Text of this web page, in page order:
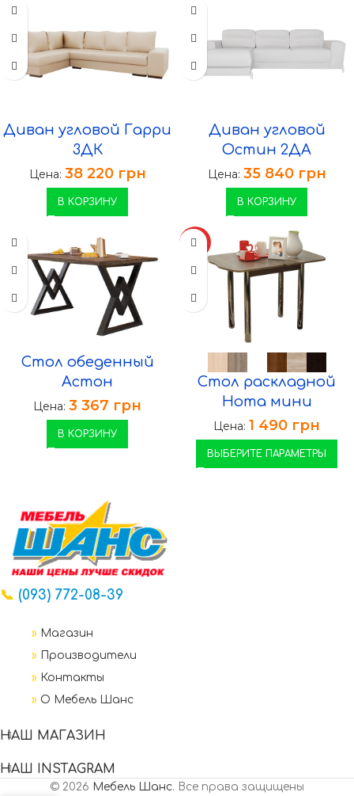
Диван угловой Гарри
3ДК
Цена: 38 220 грн
В КОРЗИНУ
Диван угловой
Остин 2ДА
Цена: 35 840 грн
В КОРЗИНУ
Стол обеденный
Астон
Цена: 3 367 грн
В КОРЗИНУ
ХИТ
Стол раскладной
Нота мини
Цена: 1 490 грн
ВЫБЕРИТЕ ПАРАМЕТРЫ
📞 (093) 772-08-39
» Магазин
»
Производители
» Контакты
» О Мебель Шанс
НАШ МАГАЗИН
НАШ INSTAGRAM
© 2026 Мебель Шанс. Все права защищены